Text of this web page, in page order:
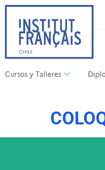
Cursos y Talleres